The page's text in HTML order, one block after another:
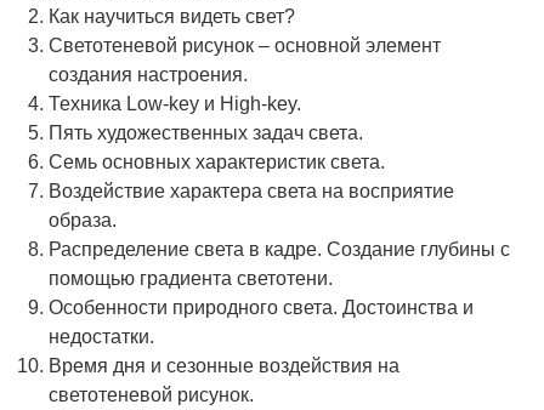
Как научиться видеть свет?
Светотеневой рисунок – основной элемент
создания настроения.
Техника Low-key и High-key.
Пять художественных задач света.
Семь основных характеристик света.
Воздействие характера света на восприятие
образа.
Распределение света в кадре. Создание глубины с
помощью градиента светотени.
Особенности природного света. Достоинства и
недостатки.
Время дня и сезонные воздействия на
светотеневой рисунок.